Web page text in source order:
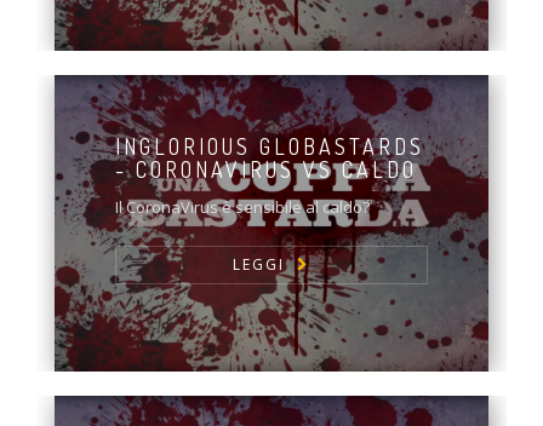
INGLORIOUS GLOBASTARDS
- CORONAVIRUS VS CALDO
Il CoronaVirus è sensibile al caldo?
LEGGI